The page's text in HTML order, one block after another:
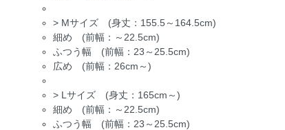
> Mサイズ (身丈：155.5～164.5cm)
細め (前幅：～22.5cm)
ふつう幅 (前幅：23～25.5cm)
広め (前幅：26cm～)
> Lサイズ (身丈：165cm～)
細め (前幅：～22.5cm)
ふつう幅 (前幅：23～25.5cm)